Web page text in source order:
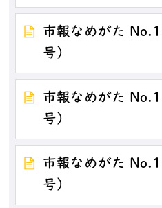
市報なめがた
号）
市報なめがた
号）
市報なめがた
号）